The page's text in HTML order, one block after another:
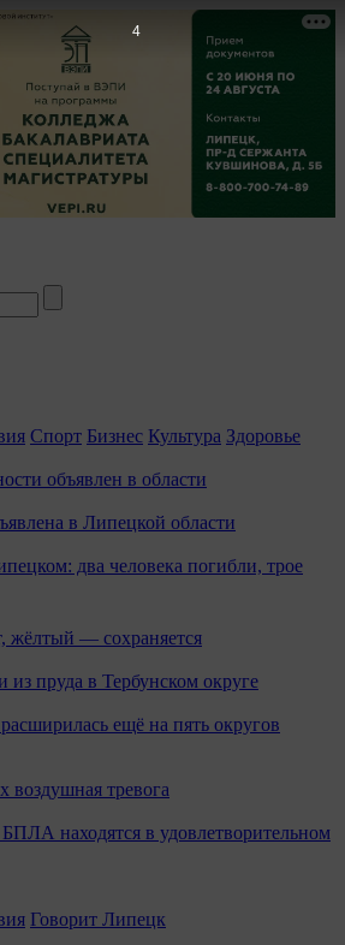
Спорт Бизнес Культура Здоровье
объявлен в области
в Липецкой области
два человека погибли, трое
жёлтый — сохраняется
пруда в Тербунском округе
ещё на пять округов
воздушная тревога
находятся в удовлетворительном
Говорит Липецк
2